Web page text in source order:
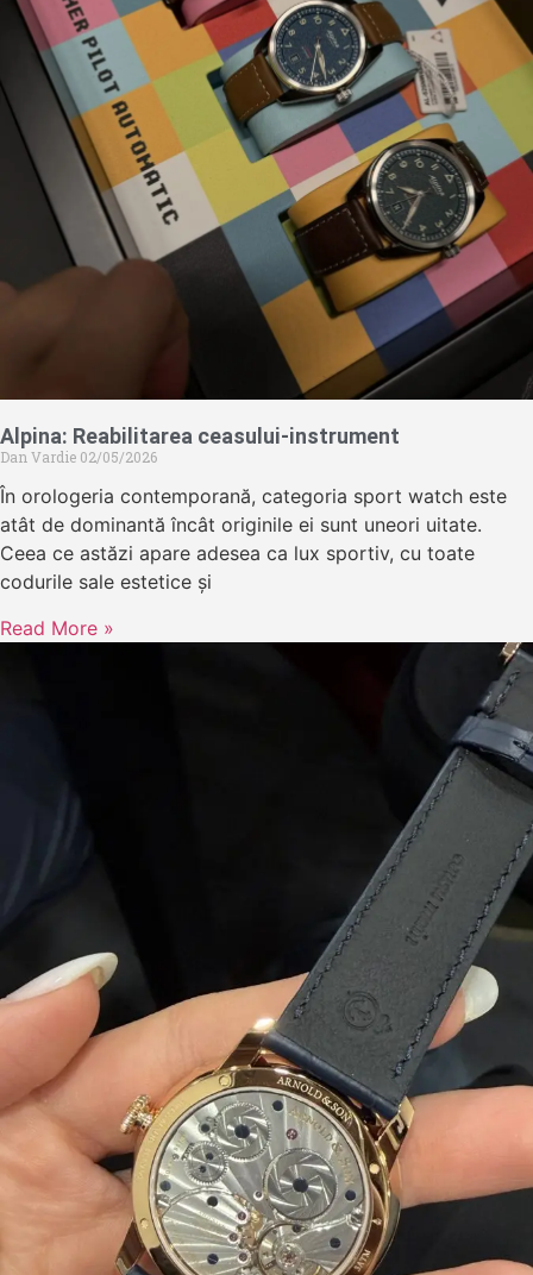
Alpina: Reabilitarea ceasului-instrument
Dan Vardie 02/05/2026
În orologeria contemporană, categoria sport watch este
atât de dominantă încât originile ei sunt uneori uitate.
Ceea ce astăzi apare adesea ca lux sportiv, cu toate
codurile sale estetice și
Read More »